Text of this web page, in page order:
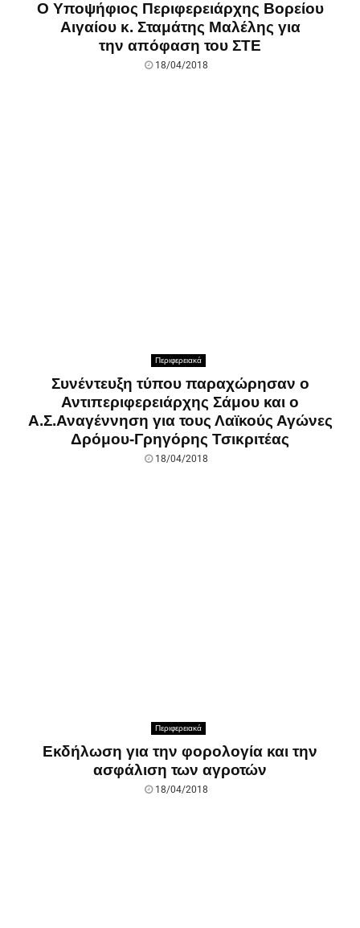
Ο Υποψήφιος Περιφερειάρχης Βορείου
Αιγαίου κ. Σταμάτης Μαλέλης για
την απόφαση του ΣΤΕ
18/04/2018
Περιφερειακά
Συνέντευξη τύπου παραχώρησαν ο
Αντιπεριφερειάρχης Σάμου και ο
Α.Σ.Αναγέννηση για τους Λαϊκούς Αγώνες
Δρόμου-Γρηγόρης Τσικριτέας
18/04/2018
Περιφερειακά
Εκδήλωση για την φορολογία και την
ασφάλιση των αγροτών
18/04/2018